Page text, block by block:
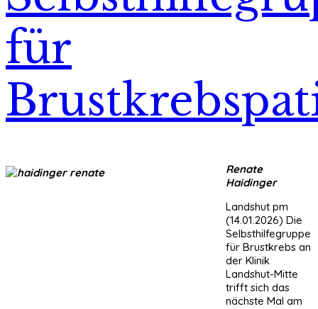
für
Renate
Haidinger
Landshut pm
(14.01.2026) Die
Selbsthilfegruppe
für Brustkrebs an
der Klinik
Landshut-Mitte
trifft sich das
nächste Mal am